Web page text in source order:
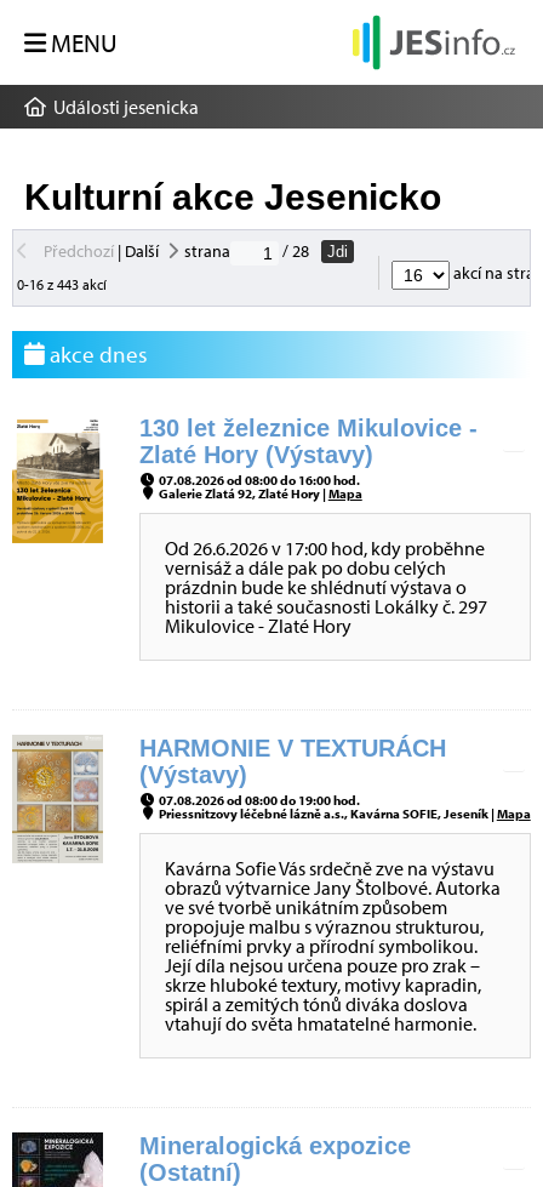
MENU
Události jesenicka
Kulturní akce Jesenicko
Předchozí| Další strana / 28
Jdi
0-16 z 443 akcí
akcí na
akce dnes
130 let železnice Mikulovice -
Zlaté Hory (Výstavy)
07.08.2026 od 08:00 do 16:00 hod.
Galerie Zlatá 92, Zlaté Hory |Mapa
Od 26.6.2026 v 17:00 hod, kdy proběhne
vernisáž a dále pak po dobu celých
prázdnin bude ke shlédnutí výstava o
historii a také současnosti Lokálky č. 297
Mikulovice - Zlaté Hory
HARMONIE V TEXTURÁCH
(Výstavy)
07.08.2026 od 08:00 do 19:00 hod.
Priessnitzovy léčebné lázně a.s., Kavárna SOFIE, Jeseník |Mapa
Kavárna Sofie Vás srdečně zve na výstavu
obrazů výtvarnice Jany Štolbové. Autorka
ve své tvorbě unikátním způsobem
propojuje malbu s výraznou strukturou,
reliéfními prvky a přírodní symbolikou.
Její díla nejsou určena pouze pro zrak –
skrze hluboké textury, motivy kapradin,
spirál a zemitých tónů diváka doslova
vtahují do světa hmatatelné harmonie.
Mineralogická expozice
(Ostatní)